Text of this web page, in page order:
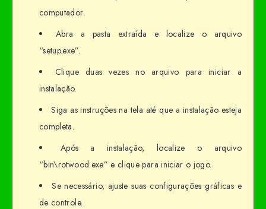
computador.
Abra a pasta extraída e localize o arquivo
“setup.exe”.
Clique duas vezes no arquivo para iniciar a
instalação.
Siga as instruções na tela até que a instalação esteja
completa.
Após a instalação, localize o arquivo
“bin\rotwood.exe” e clique para iniciar o jogo.
Se necessário, ajuste suas configurações gráficas e
de controle.